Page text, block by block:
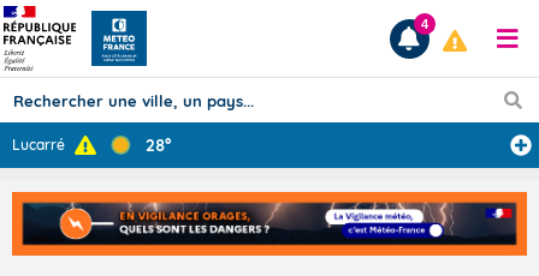
Prévisions
TOUS LES RÉSULTATS
4
Lucarré 28°